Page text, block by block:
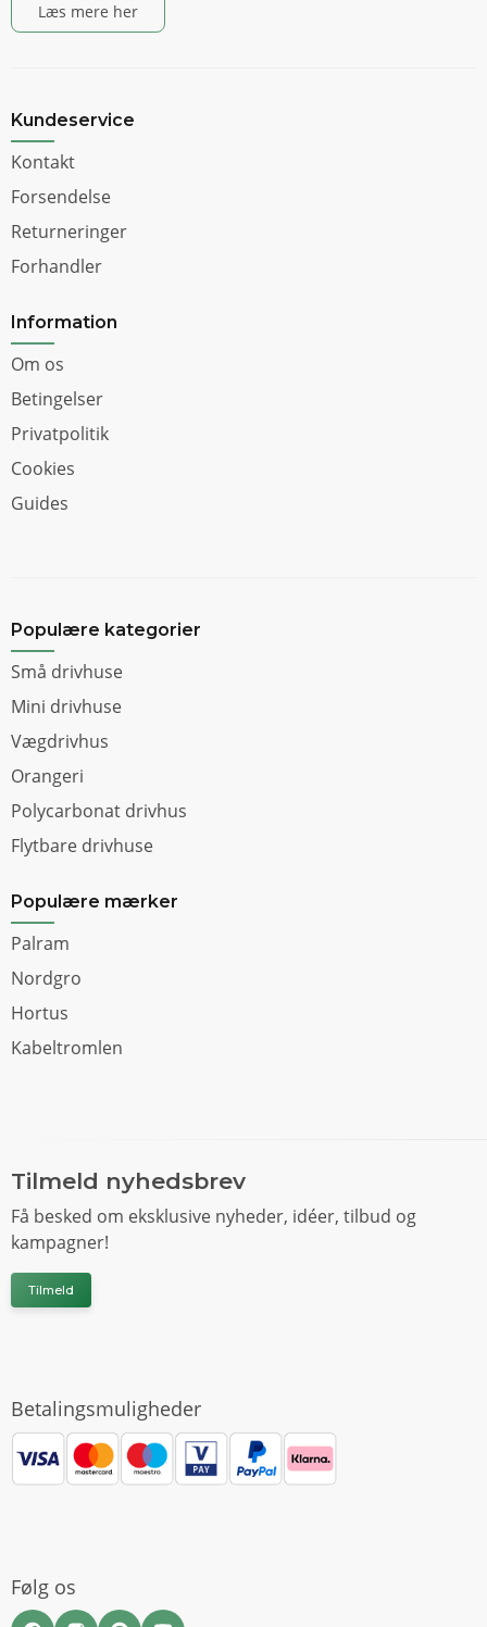
Læs mere her
Kundeservice
Kontakt
Forsendelse
Returneringer
Forhandler
Information
Om os
Betingelser
Privatpolitik
Cookies
Guides
Populære kategorier
Små drivhuse
Mini drivhuse
Vægdrivhus
Orangeri
Polycarbonat drivhus
Flytbare drivhuse
Populære mærker
Palram
Nordgro
Hortus
Kabeltromlen
Tilmeld nyhedsbrev
Få besked om eksklusive nyheder, idéer, tilbud og
kampagner!
Tilmeld
Betalingsmuligheder
Følg os